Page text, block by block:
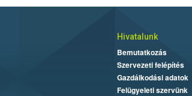
Hivatalunk
Bemutatkozás
Szervezeti felépítés
Gazdálkodási adatok
Felügyeleti szervünk